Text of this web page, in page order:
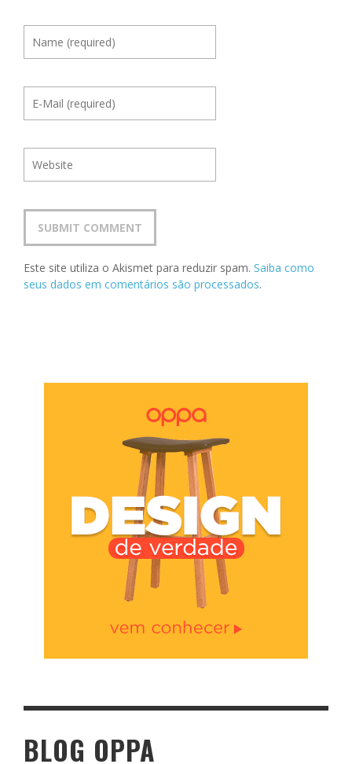
Este site utiliza o Akismet para reduzir spam. Saiba como
seus dados em comentários são processados.
BLOG OPPA